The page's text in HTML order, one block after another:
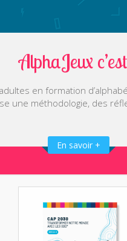
AlphaJeux
en formation
une méthodologie, des
En savoir +